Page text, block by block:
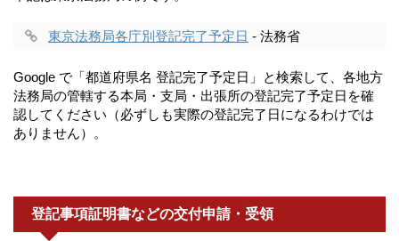
東京法務局各庁別登記完了予定日 - 法務省
Google で「都道府県名 登記完了予定日」と検索して、各地方
法務局の管轄する本局・支局・出張所の登記完了予定日を確
認してください（必ずしも実際の登記完了日になるわけでは
ありません）。
登記事項証明書などの交付申請・受領